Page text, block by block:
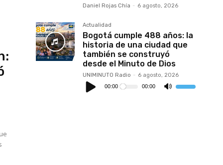
Daniel Rojas Chía - 6 agosto, 2026
Actualidad
Bogotá cumple 488 años: la
historia de una ciudad que
también se construyó
desde el Minuto de Dios
UNIMINUTO Radio - 6 agosto, 2026
Reproductor
de
audio
00:00 00:00
Utiliza